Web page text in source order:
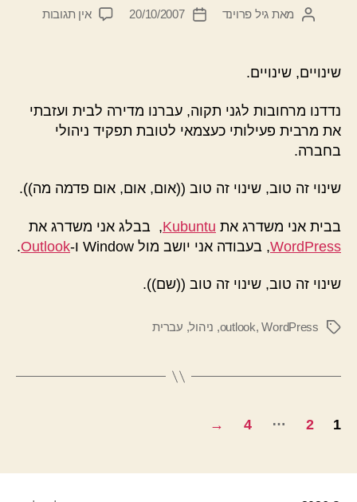
המחבר
מאת גיל פרוינד
תאריך20/10/2007 אין תגובותעל
שינויים, שינויים.
נדדנו מרחובות לגני תקוה, עברנו מדירה לבית ועזבתי
את מרבית פעילותי כעצמאי לטובת תפקיד ניהולי
בחברה.
שינוי זה טוב, שינוי זה טוב ((אום, אום, אום פדמה מה)).
בבית אני משדרג את Kubuntu, בבלג אני משדרג את
WordPress, בעבודה אני יושב מול Window ו- Outlook
.
שינוי זה טוב, שינוי זה טוב ((שם)).
תגיות outlook,WordPress
, ניהול, עברית
Posts1
2
…
4
→